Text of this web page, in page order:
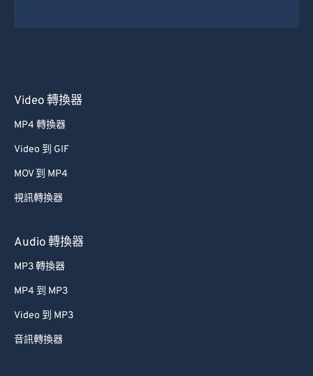
Video 轉換器
MP4 轉換器
Video 到 GIF
MOV 到 MP4
視訊轉換器
Audio 轉換器
MP3 轉換器
MP4 到 MP3
Video 到 MP3
音訊轉換器